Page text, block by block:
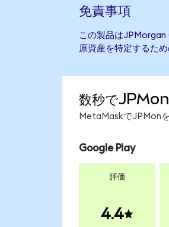
免責事項
この製品はJPMorgan
原資産を特定するた
数秒で
MetaMaskでJPMon
Google Play
評価
4.4